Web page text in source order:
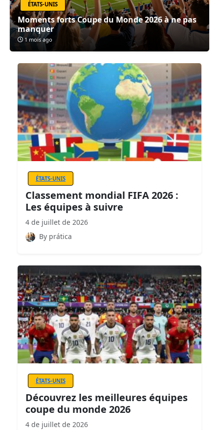
ÉTATS-UNIS
Moments forts Coupe du Monde 2026 à ne pas
manquer
1 mois ago
ÉTATS-UNIS
Classement mondial FIFA 2026 :
Les équipes à suivre
4 de juillet de 2026
By prática
ÉTATS-UNIS
Découvrez les meilleures équipes
coupe du monde 2026
4 de juillet de 2026